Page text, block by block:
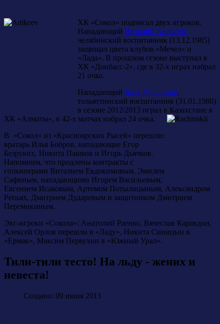
ХК «Сокол» подписал двух игроков.
Нападающий Виталий Аникеев,
челябинский воспитанник (13.12.1985)
защищал цвета клубов «Мечел» и
«Лада». В прошлом сезоне выступал в
ХК «Донбасс-2», где в 32-х играх набрал
21 очко.
Нападающий Яков Рачинский,
тольяттинский воспитанник (31.01.1980)
в сезоне 2012/2013 играл в Казахстане в
ХК «Алматы», в 42-х матчах набрал 24 очка.
В «Сокол» из «Красноярских Рысей» перешли:
вратарь Илья Бобров, нападающие Егор
Безруких, Никита Пашков и Игорь Дьячков.
Напомним, что продлены контракты с
голкиперами Виталием Евдокимовым, Эмилем
Сафиным, нападающими Игорем Васильевым,
Евгением Исаковым, Артемом Потылицыным, Александром
Репьях, Дмитрием Дударевым и защитником Дмитрием
Перемикиным.
Экс-игроки «Сокола»: Анатолий Раенко, Вячеслав Каравдин,
Алексей Орлов перешли в «Ладу», Никита Синицын в
«Ермак», Максим Первухин в «Южный Урал».
Тили-тили тесто! На льду - жених и
невеста!
Создано: 09 июня 2013